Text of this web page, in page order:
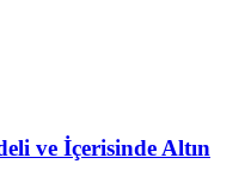
ve İçerisinde Altın